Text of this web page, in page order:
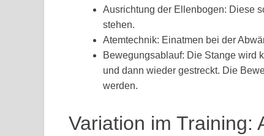
Ausrichtung der Ellenbogen: Diese
stehen.
Atemtechnik: Einatmen bei der
Bewegungsablauf: Die Stange wird
und dann wieder gestreckt. Die
werden.
Variation im Training: